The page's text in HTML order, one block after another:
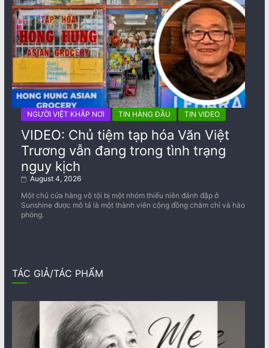
NGƯỜI VIỆT KHẮP NƠI TIN HÀNG ĐẦU TIN VIDEO
VIDEO: Chủ tiệm tạp hóa Văn Việt
Trương vẫn đang trong tình trạng
nguy kịch
August 4, 2026
Một chủ cửa hàng vô tội bị một nhóm thiếu niên đánh đập ở
Sunshine được mô tả là một thành viên cộng đồng chăm chỉ và hào
phóng.
TÁC GIẢ/TÁC PHẨM